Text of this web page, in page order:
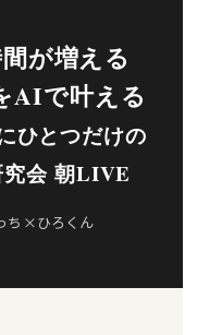
が増える
AIで叶える
ひとつだけの
究会 朝LIVE
ち×ひろくん